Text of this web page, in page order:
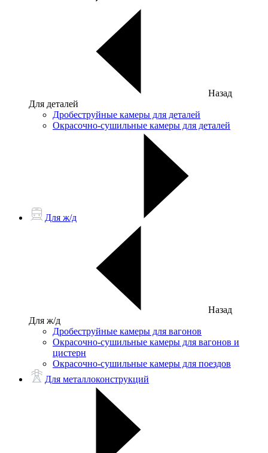
Назад
Для деталей
Дробеструйные камеры для деталей
Окрасочно-сушильные камеры для деталей
Для ж/д
Назад
Для ж/д
Дробеструйные камеры для вагонов
Окрасочно-сушильные камеры для вагонов и
цистерн
Окрасочно-сушильные камеры для поездов
Для металлоконструкций